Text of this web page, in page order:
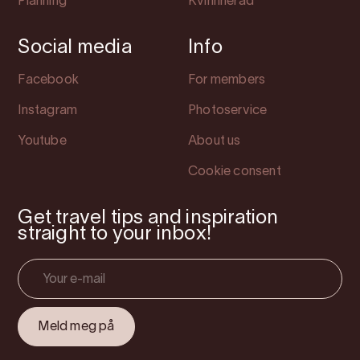
Social media
Facebook
Instagram
Youtube
Info
For members
Photoservice
About us
Cookie consent
Get travel tips and inspiration
straight to your inbox!